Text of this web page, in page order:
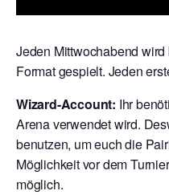
Jeden Mittwochabend
Format gespielt. Jeden
Wizard-Account: Ihr
Arena verwendet wird.
benutzen, um euch die
Möglichkeit vor dem
möglich.